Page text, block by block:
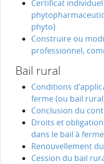
Certificat
phyto)
Construire ou
professionnel,
Bail rural
Conditions
ferme (ou bail
Conclusion du
Droits et
dans le bail à ferme
Renouvellement
Cession du bail